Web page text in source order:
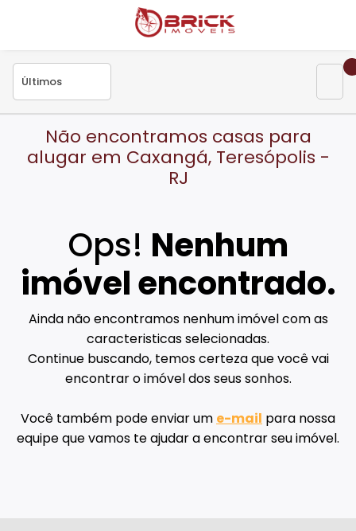
Não encontramos casas para
alugar em Caxangá, Teresópolis -
RJ
Ops! Nenhum
imóvel encontrado.
Ainda não encontramos nenhum imóvel com as
caracteristicas selecionadas.
Continue buscando, temos certeza que você vai
encontrar o imóvel dos seus sonhos.
Você também pode enviar um e-mail para nossa
equipe que vamos te ajudar a encontrar seu imóvel.